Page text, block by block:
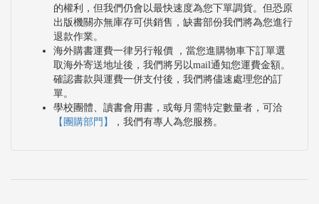
的權利，但我們仍會以最快速度為您下單調貨。但恐原
出版機關亦無庫存可供銷售，缺書部份我們將為您進行
退款作業。
海外購書運費一律另行報價 ，當您進購物車下訂單選
取海外寄送地址後，我們將另以mail通知您運費金額。
確認書款與運費一併支付後，我們將儘速處理您的訂
單。
學校團體、讀書會用書，或每月需特定數量者，可洽
【團購部門】
，我們有專人為您服務。